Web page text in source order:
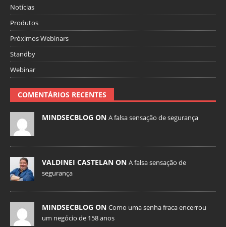
Notícias
Produtos
Próximos Webinars
Standby
Webinar
COMENTÁRIOS RECENTES
MINDSECBLOG ON A falsa sensação de segurança
VALDINEI CASTELAN ON A falsa sensação de
segurança
MINDSECBLOG ON Como uma senha fraca encerrou
um negócio de 158 anos